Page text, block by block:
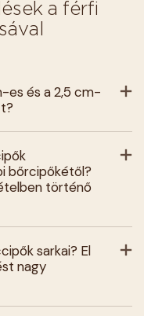
a férfi
es és a 2,5 cm-
bőrcipőkétől?
történő
sarkai? El
nagy